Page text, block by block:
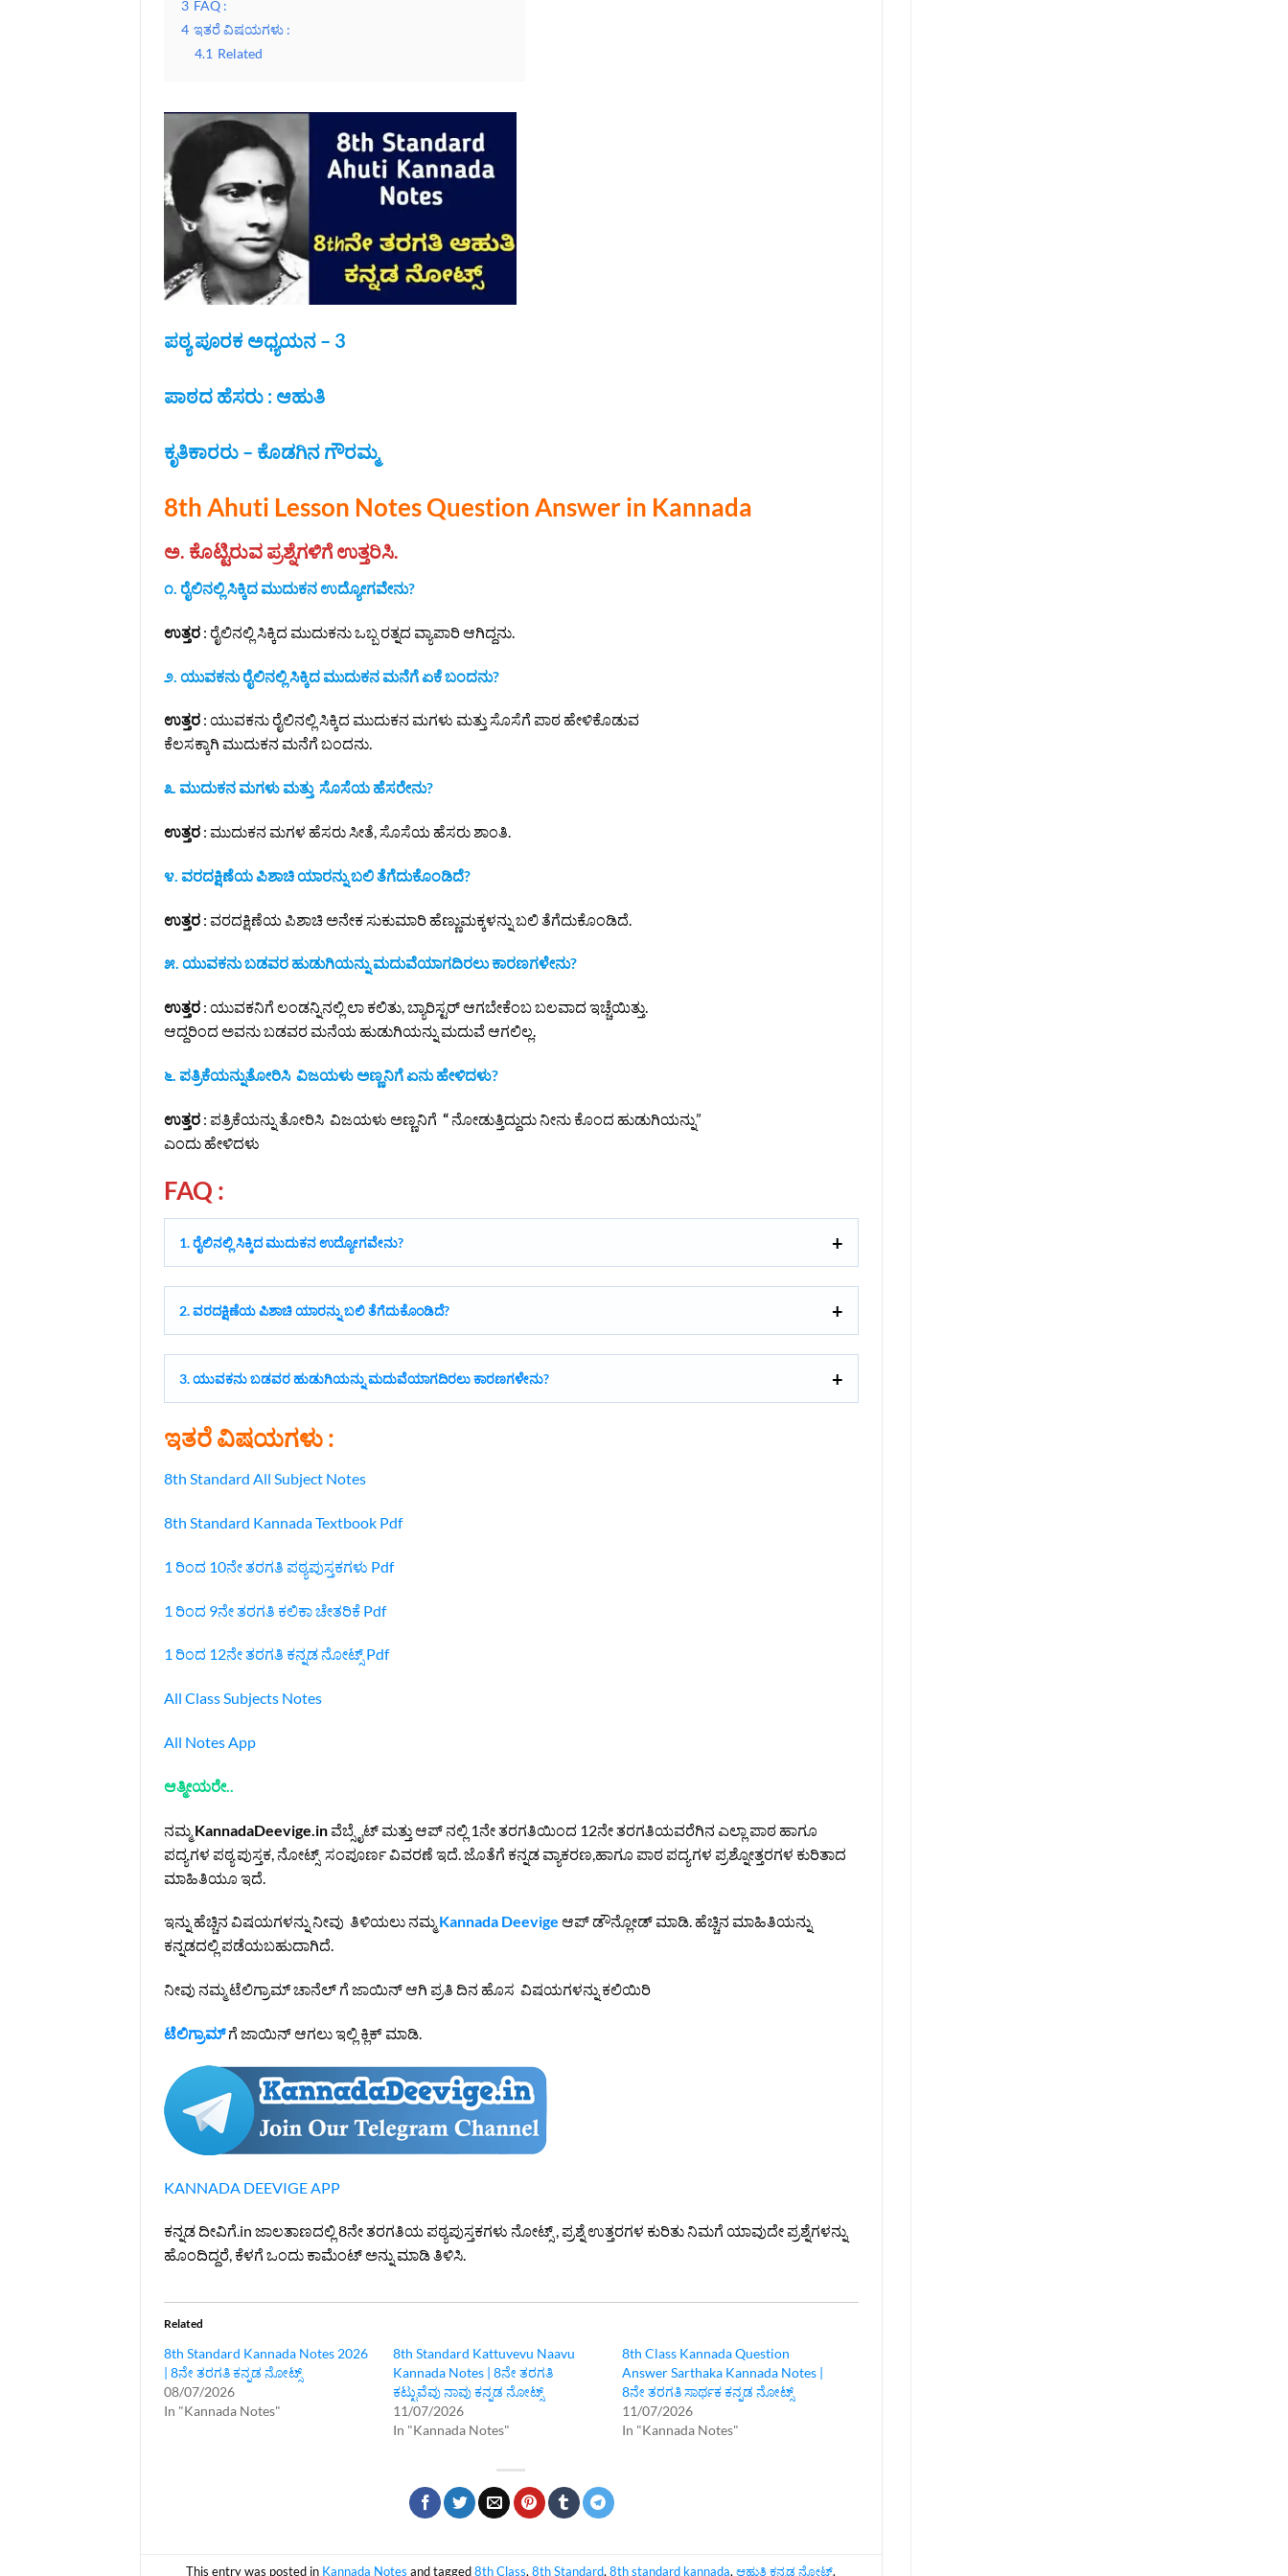
3 FAQ :
4 ಇತರೆ ವಿಷಯಗಳು :
4.1 Related
ಪಠ್ಯ ಪೂರಕ ಅಧ್ಯಯನ – 3
ಪಾಠದ ಹೆಸರು : ಆಹುತಿ
ಕೃತಿಕಾರರು – ಕೊಡಗಿನ ಗೌರಮ್ಮ
8th Ahuti Lesson Notes Question Answer in Kannada
ಅ. ಕೊಟ್ಟಿರುವ ಪ್ರಶ್ನೆಗಳಿಗೆ ಉತ್ತರಿಸಿ.
೧. ರೈಲಿನಲ್ಲಿ ಸಿಕ್ಕಿದ ಮುದುಕನ ಉದ್ಯೋಗವೇನು?
ಉತ್ತರ : ರೈಲಿನಲ್ಲಿ ಸಿಕ್ಕಿದ ಮುದುಕನು ಒಬ್ಬ ರತ್ನದ ವ್ಯಾಪಾರಿ ಆಗಿದ್ದನು.
೨. ಯುವಕನು ರೈಲಿನಲ್ಲಿ ಸಿಕ್ಕಿದ ಮುದುಕನ ಮನೆಗೆ ಏಕೆ ಬಂದನು?
ಉತ್ತರ : ಯುವಕನು ರೈಲಿನಲ್ಲಿ ಸಿಕ್ಕಿದ ಮುದುಕನ ಮಗಳು ಮತ್ತು ಸೊಸೆಗೆ ಪಾಠ ಹೇಳಿಕೊಡುವ
ಕೆಲಸಕ್ಕಾಗಿ ಮುದುಕನ ಮನೆಗೆ ಬಂದನು.
೩. ಮುದುಕನ ಮಗಳು ಮತ್ತು ಸೊಸೆಯ ಹೆಸರೇನು?
ಉತ್ತರ : ಮುದುಕನ ಮಗಳ ಹೆಸರು ಸೀತೆ, ಸೊಸೆಯ ಹೆಸರು ಶಾಂತಿ.
೪. ವರದಕ್ಷಿಣೆಯ ಪಿಶಾಚಿ ಯಾರನ್ನು ಬಲಿ ತೆಗೆದುಕೊಂಡಿದೆ?
ಉತ್ತರ : ವರದಕ್ಷಿಣೆಯ ಪಿಶಾಚಿ ಅನೇಕ ಸುಕುಮಾರಿ ಹೆಣ್ಣುಮಕ್ಕಳನ್ನು ಬಲಿ ತೆಗೆದುಕೊಂಡಿದೆ.
೫. ಯುವಕನು ಬಡವರ ಹುಡುಗಿಯನ್ನು ಮದುವೆಯಾಗದಿರಲು ಕಾರಣಗಳೇನು?
ಉತ್ತರ : ಯುವಕನಿಗೆ ಲಂಡನ್ನಿನಲ್ಲಿ ಲಾ ಕಲಿತು, ಬ್ಯಾರಿಸ್ಟರ್ ಆಗಬೇಕೆಂಬ ಬಲವಾದ ಇಚ್ಚೆಯಿತ್ತು.
ಆದ್ದರಿಂದ ಅವನು ಬಡವರ ಮನೆಯ ಹುಡುಗಿಯನ್ನು ಮದುವೆ ಆಗಲಿಲ್ಲ.
೬. ಪತ್ರಿಕೆಯನ್ನುತೋರಿಸಿ ವಿಜಯಳು ಅಣ್ಣನಿಗೆ ಏನು ಹೇಳಿದಳು?
ಉತ್ತರ : ಪತ್ರಿಕೆಯನ್ನು ತೋರಿಸಿ ವಿಜಯಳು ಅಣ್ಣನಿಗೆ “ನೋಡುತ್ತಿದ್ದುದು ನೀನು ಕೊಂದ ಹುಡುಗಿಯನ್ನು”
ಎಂದು ಹೇಳಿದಳು
FAQ :
1. ರೈಲಿನಲ್ಲಿ ಸಿಕ್ಕಿದ ಮುದುಕನ ಉದ್ಯೋಗವೇನು?
2. ವರದಕ್ಷಿಣೆಯ ಪಿಶಾಚಿ ಯಾರನ್ನು ಬಲಿ ತೆಗೆದುಕೊಂಡಿದೆ?
3. ಯುವಕನು ಬಡವರ ಹುಡುಗಿಯನ್ನು ಮದುವೆಯಾಗದಿರಲು ಕಾರಣಗಳೇನು?
ಇತರೆ ವಿಷಯಗಳು :
8th Standard All Subject Notes
8th Standard Kannada Textbook Pdf
1 ರಿಂದ 10ನೇ ತರಗತಿ ಪಠ್ಯಪುಸ್ತಕಗಳು Pdf
1 ರಿಂದ 9ನೇ ತರಗತಿ ಕಲಿಕಾ ಚೇತರಿಕೆ Pdf
1 ರಿಂದ 12ನೇ ತರಗತಿ ಕನ್ನಡ ನೋಟ್ಸ್‌ Pdf
All Class Subjects Notes
All Notes App
ಆತ್ಮೀಯರೇ..
ನಮ್ಮ KannadaDeevige.inವೆಬ್ಸೈಟ್ ಮತ್ತು ಆಪ್ ನಲ್ಲಿ 1ನೇ ತರಗತಿಯಿಂದ 12ನೇ ತರಗತಿಯವರೆಗಿನ ಎಲ್ಲಾ ಪಾಠ ಹಾಗೂ
ಪದ್ಯಗಳ ಪಠ್ಯ ಪುಸ್ತಕ, ನೋಟ್ಸ್ ಸಂಪೂರ್ಣ ವಿವರಣೆ ಇದೆ. ಜೊತೆಗೆ ಕನ್ನಡ ವ್ಯಾಕರಣ,ಹಾಗೂ ಪಾಠ ಪದ್ಯಗಳ ಪ್ರಶ್ನೋತ್ತರಗಳ ಕುರಿತಾದ
ಮಾಹಿತಿಯೂ ಇದೆ.
ಇನ್ನು ಹೆಚ್ಚಿನ ವಿಷಯಗಳನ್ನು ನೀವು ತಿಳಿಯಲು ನಮ್ಮKannada Deevige ಆಪ್ ಡೌನ್ಲೋಡ್ ಮಾಡಿ. ಹೆಚ್ಚಿನ ಮಾಹಿತಿಯನ್ನು
ಕನ್ನಡದಲ್ಲಿ ಪಡೆಯಬಹುದಾಗಿದೆ.
ನೀವು ನಮ್ಮ ಟೆಲಿಗ್ರಾಮ್ ಚಾನೆಲ್ ಗೆ ಜಾಯಿನ್ ಆಗಿ ಪ್ರತಿ ದಿನ ಹೊಸ ವಿಷಯಗಳನ್ನು ಕಲಿಯಿರಿ
ಟೆಲಿಗ್ರಾಮ್ಗೆ ಜಾಯಿನ್ ಆಗಲು ಇಲ್ಲಿ ಕ್ಲಿಕ್ ಮಾಡಿ.
KANNADA DEEVIGE APP
ಕನ್ನಡ ದೀವಿಗೆ.in ಜಾಲತಾಣದಲ್ಲಿ 8ನೇ ತರಗತಿಯ ಪಠ್ಯಪುಸ್ತಕಗಳು ನೋಟ್ಸ್ , ಪ್ರಶ್ನೆ ಉತ್ತರಗಳ ಕುರಿತು ನಿಮಗೆ ಯಾವುದೇ ಪ್ರಶ್ನೆಗಳನ್ನು
ಹೊಂದಿದ್ದರೆ, ಕೆಳಗೆ ಒಂದು ಕಾಮೆಂಟ್ ಅನ್ನು ಮಾಡಿ ತಿಳಿಸಿ.
Related
8th Standard Kannada Notes 2026
| 8ನೇ ತರಗತಿ ಕನ್ನಡ ನೋಟ್ಸ್
08/07/2026
In "Kannada Notes"
8th Standard Kattuvevu Naavu
Kannada Notes | 8ನೇ ತರಗತಿ
ಕಟ್ಟುವೆವು ನಾವು ಕನ್ನಡ ನೋಟ್ಸ್
11/07/2026
In "Kannada Notes"
8th Class Kannada Question
Answer Sarthaka Kannada Notes |
8ನೇ ತರಗತಿ ಸಾರ್ಥಕ ಕನ್ನಡ ನೋಟ್ಸ್
11/07/2026
In "Kannada Notes"
This entry was posted in Kannada Notes and tagged8th Class,8th Standard,8th standard kannada,ಆಹುತಿ ಕನ್ನಡ ನೋಟ್ಸ್.